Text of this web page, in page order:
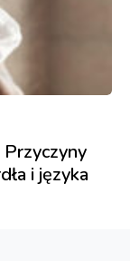
i języka